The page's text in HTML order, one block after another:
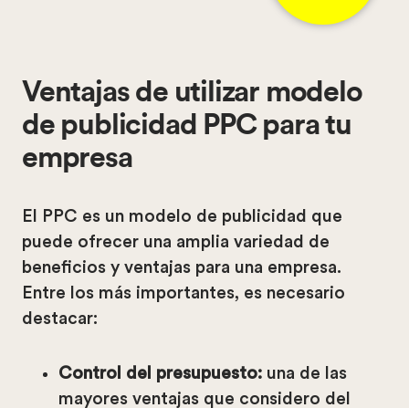
Ventajas de utilizar modelo
de publicidad PPC para tu
empresa
El PPC es un modelo de publicidad que
puede ofrecer una amplia variedad de
beneficios y ventajas para una empresa.
Entre los más importantes, es necesario
destacar:
Control del presupuesto: una de las
mayores ventajas que considero del